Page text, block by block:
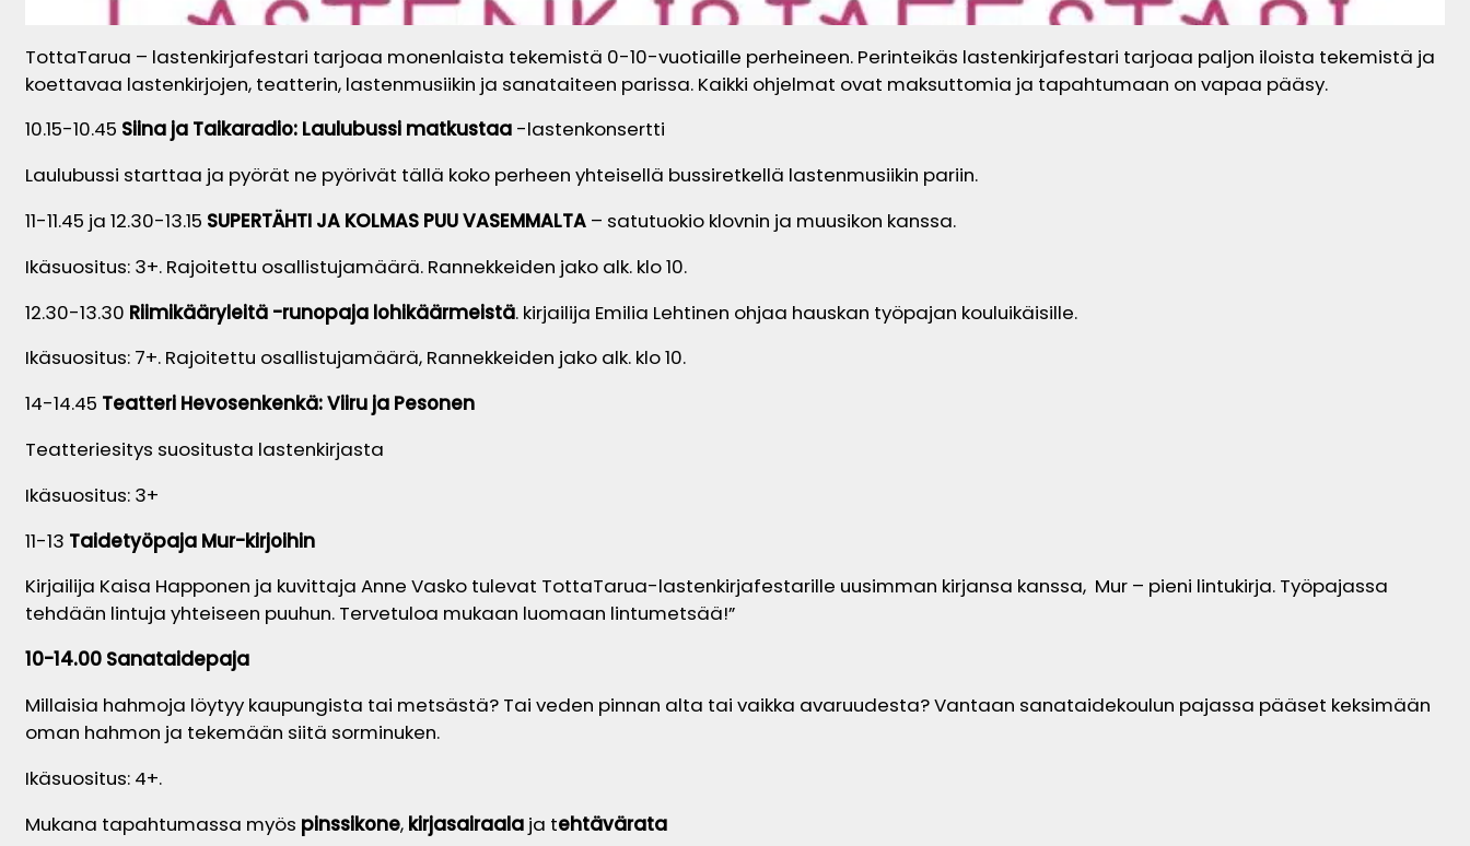
TottaTarua – lastenkirjafestari tarjoaa monenlaista tekemistä 0-10-vuotiaille perheineen. Perinteikäs lastenkirjafestari tarjoaa paljon iloista tekemistä ja
koettavaa lastenkirjojen, teatterin, lastenmusiikin ja sanataiteen parissa. Kaikki ohjelmat ovat maksuttomia ja tapahtumaan on vapaa pääsy.
10.15-10.45 Siina ja Taikaradio: Laulubussi matkustaa -lastenkonsertti
Laulubussi starttaa ja pyörät ne pyörivät tällä koko perheen yhteisellä bussiretkellä lastenmusiikin pariin.
11-11.45 ja 12.30-13.15 SUPERTÄHTI JA KOLMAS PUU VASEMMALTA – satutuokio klovnin ja muusikon kanssa.
Ikäsuositus: 3+. Rajoitettu osallistujamäärä. Rannekkeiden jako alk. klo 10.
12.30-13.30 Riimikääryleitä -runopaja lohikäärmeistä. kirjailija Emilia Lehtinen ohjaa hauskan työpajan kouluikäisille.
Ikäsuositus: 7+. Rajoitettu osallistujamäärä, Rannekkeiden jako alk. klo 10.
14-14.45 Teatteri Hevosenkenkä: Viiru ja Pesonen
Teatteriesitys suositusta lastenkirjasta
Ikäsuositus: 3+
11-13 Taidetyöpaja Mur-kirjoihin
Kirjailija Kaisa Happonen ja kuvittaja Anne Vasko tulevat TottaTarua-lastenkirjafestarille uusimman kirjansa kanssa, Mur – pieni lintukirja. Työpajassa
tehdään lintuja yhteiseen puuhun. Tervetuloa mukaan luomaan lintumetsää!”
10-14.00 Sanataidepaja
Millaisia hahmoja löytyy kaupungista tai metsästä? Tai veden pinnan alta tai vaikka avaruudesta? Vantaan sanataidekoulun pajassa pääset keksimään
oman hahmon ja tekemään siitä sorminuken.
Ikäsuositus: 4+.
Mukana tapahtumassa myös pinssikone, kirjasairaala ja tehtävärata